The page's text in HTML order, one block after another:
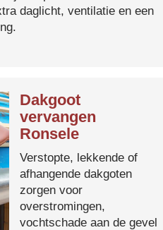
daglicht, ventilatie en een
Dakgoot
vervangen
Ronsele
Verstopte, lekkende of
afhangende dakgoten
zorgen voor
overstromingen,
vochtschade aan de gevel